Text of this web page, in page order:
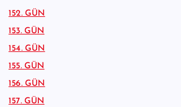
152. GÜN
153. GÜN
154. GÜN
155. GÜN
156. GÜN
157. GÜN